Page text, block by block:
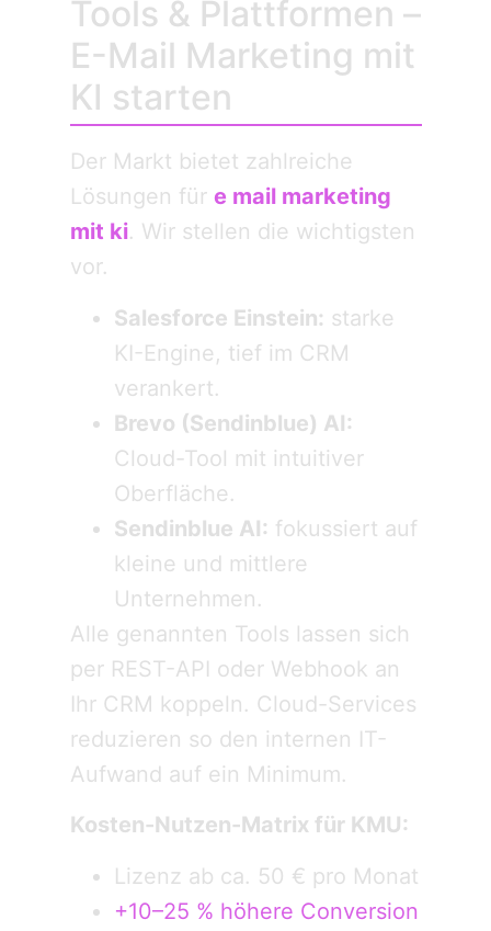
Tools & Plattformen –
E-Mail Marketing mit
KI starten
Der Markt bietet zahlreiche
Lösungen für e mail marketing
mit ki. Wir stellen die wichtigsten
vor.
Salesforce Einstein: starke
KI-Engine, tief im CRM
verankert.
Brevo (Sendinblue) AI:
Cloud-Tool mit intuitiver
Oberfläche.
Sendinblue AI: fokussiert auf
kleine und mittlere
Unternehmen.
Alle genannten Tools lassen sich
per REST-API oder Webhook an
Ihr CRM koppeln. Cloud-Services
reduzieren so den internen IT-
Aufwand auf ein Minimum.
Kosten-Nutzen-Matrix für KMU:
Lizenz ab ca. 50 € pro Monat
+10–25 % höhere Conversion